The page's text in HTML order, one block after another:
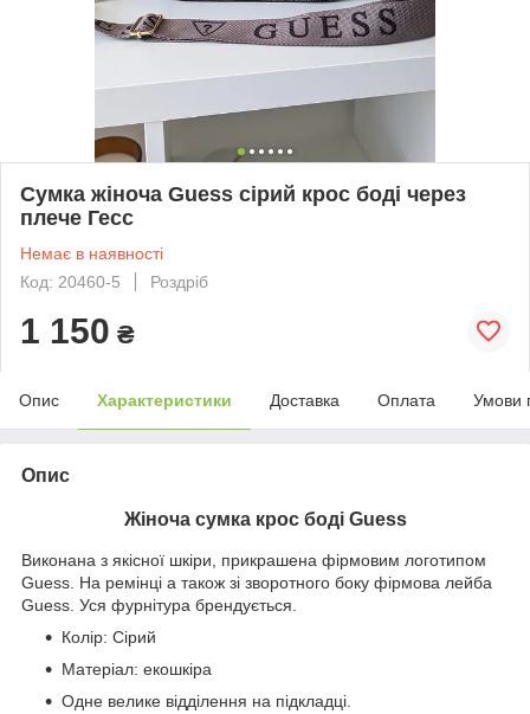
Сумка жіноча Guess сірий крос боді через
плече Гесс
Немає в наявності
Код: 20460-5
Роздріб
1 150 ₴
Опис Характеристики Доставка Оплата Умови
Опис
Жіноча сумка крос боді Guess
Виконана з якісної шкіри, прикрашена фірмовим логотипом
Guess. На ремінці а також зі зворотного боку фірмова лейба
Guess. Уся фурнітура брендується.
Колір: Сірий
Матеріал: екошкіра
Одне велике відділення на підкладці.